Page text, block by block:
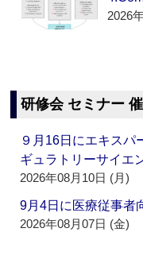
2026
研修会 セミナー
９月16日にエキス
ギュラトリーサイエ
2026年08月10日 (月)
9月4日に医療従事
2026年08月07日 (金)